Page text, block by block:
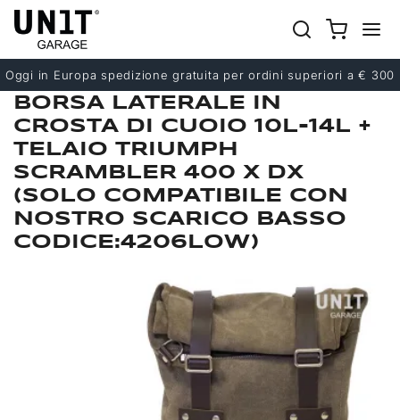
Oggi in Europa spedizione gratuita per ordini superiori a € 300
Precedente
Successivo
BORSA LATERALE IN
CROSTA DI CUOIO 10L-14L +
TELAIO TRIUMPH
SCRAMBLER 400 X DX
(SOLO COMPATIBILE CON
NOSTRO SCARICO BASSO
CODICE:4206LOW)